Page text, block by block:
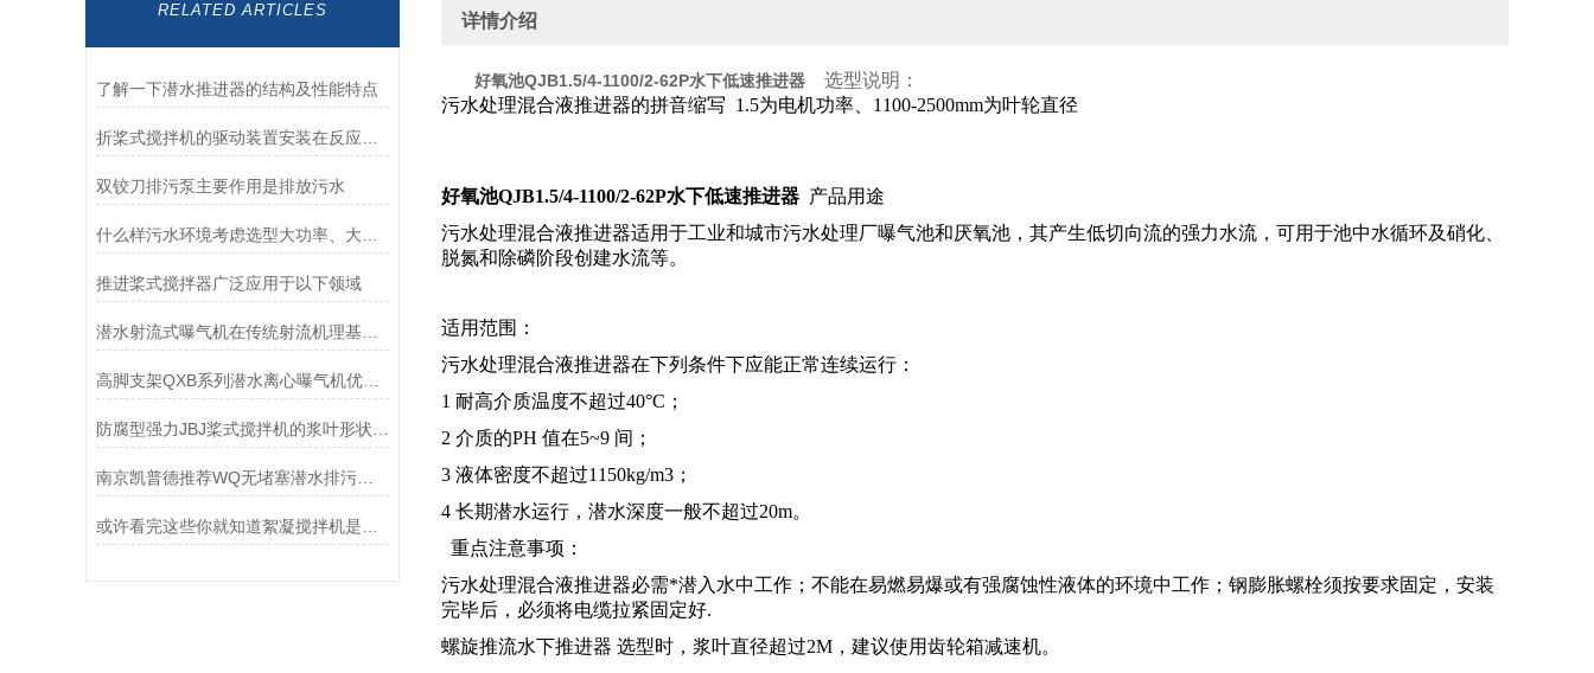
RELATED ARTICLES
了解一下潜水推进器的结构及性能特点
双铰刀排污泵主要作用是排放污水
推进桨式搅拌器广泛应用于以下领域
潜水射流式曝气机在传统射流机理基础上融合了先进的散流技术
高脚支架QXB系列潜水离心曝气机优势-南京凯普德
南京凯普德推荐WQ无堵塞潜水排污泵，大流量、高扬程选型条件和注意事项
详情介绍
好氧池QJB1.5/4-1100/2-62P水下低速推进器
选型说明：
污水处理混合液推进器的拼音缩写 1.5为电机功率、1100-2500mm为叶轮直径
好氧池QJB1.5/4-1100/2-62P水下低速推进器 产品用途
污水处理混合液推进器适用于工业和城市污水处理厂曝气池和厌氧池，其产生低切向流的强力水流，可用于池中水循环及硝化、
脱氮和除磷阶段创建水流等。
适用范围：
污水处理混合液推进器在下列条件下应能正常连续运行：
1 耐高介质温度不超过40°C；
2 介质的PH 值在5~9 间；
3 液体密度不超过1150kg/m3；
4 长期潜水运行，潜水深度一般不超过20m。
重点注意事项：
污水处理混合液推进器必需*潜入水中工作；不能在易燃易爆或有强腐蚀性液体的环境中工作；钢膨胀螺栓须按要求固定，安装
完毕后，必须将电缆拉紧固定好.
螺旋推流水下推进器 选型时，浆叶直径超过2M，建议使用齿轮箱减速机。